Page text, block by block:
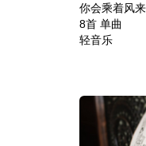
8首 单曲
轻音乐